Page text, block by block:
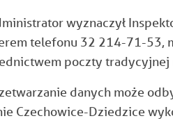
wyznaczył
telefonu 32 214-71-53,
poczty
danych może
Czechowice-Dziedzice